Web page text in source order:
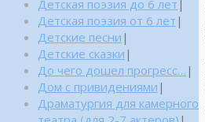
Детская поэзия до 6 лет |
Детская поэзия от 6 лет |
Детские песни |
Детские сказки |
До чего дошел прогресс… |
Дом с привидениями |
Драматургия для камерного